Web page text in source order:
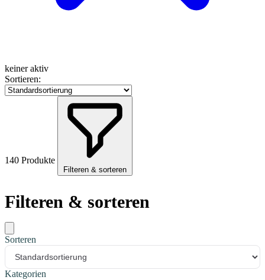
keiner aktiv
Sortieren:
140 Produkte
Filteren & sorteren
Filteren & sorteren
Sorteren
Kategorien